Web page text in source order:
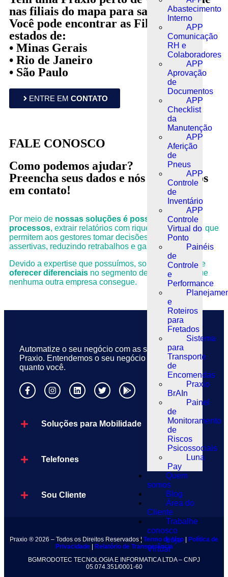
Abastecimento
Interno
APP
Comunicação
RH e
Colaboradores
APP
Aprovação
de
Documentos
APP
Checklist
da
Manutenção
APP
Aferição
de
Pneus
APP
Controle
de
Inventário
APP
Controle
Virtual do
Ponto
Painéis
de
Controle
e
Performance
e
Roteiros
para
Fretados
Sistema
para
Transporte
de
Encomendas
Praxio
BrAIn
Painel
de
Monitoramento
de
Riscos
Psicossociais
Luna
Pay
Quem
somos
Blog
Área do
Cliente
Trabalhe
conosco
Loja
Virtual
nas filiais do mapa para saber mais.
Você pode encontrar as Filiais nos
estados de:
• Minas Gerais
• Rio de Janeiro
• São Paulo
ENTRE EM CONTATO
FALE CONOSCO
Como podemos ajudar?
Preencha seus dados e nós entraremos
em contato!
Por meio de nossas soluções é possível integrar
processos, extrair relatórios com riqueza de detalhes que
permitem aos gestores tomar decisões mais rápidas e
assertivas, reduzindo retrabalhos e gastos indevidos.
Devido a expertise que possuímos, somos capazes de
oferecer diferenciais no segmento de Mobilidade
que
nenhuma outra empresa consegue.
Automatize o seu negócio com as soluções
Praxio. Entendemos o seu negócio tão bem
quanto você.
Soluções para Mobilidade
Telefones
Sou Cliente
Praxio ® 2026 – Todos os Direitos Reservados | Termo de Uso
Política de
Privacidade|
Relatório de Transparência
BGMRODOTEC TECNOLOGIA E INFORMATICA LTDA – CNPJ
05.074.351/0001-60